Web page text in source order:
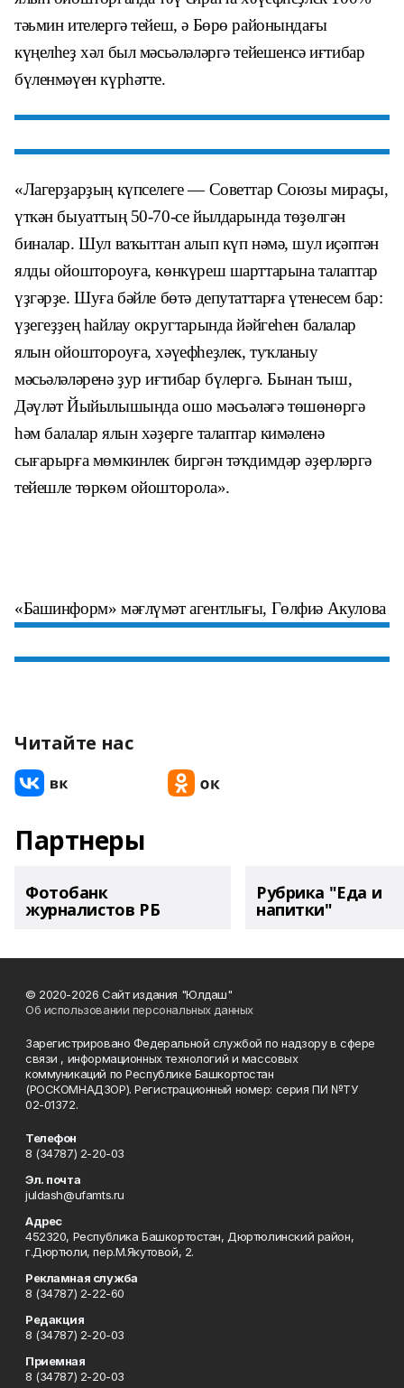
тәьмин ителергә тейеш, ә Бөрө районындағы
күңелһеҙ хәл был мәсьәләләргә тейешенсә иғтибар
бүленмәүен күрһәтте.
«Лагерҙарҙың күпселеге — Советтар Союзы мираҫы,
үткән быуаттың 50-70-се йылдарында төҙөлгән
биналар. Шул ваҡыттан алып күп нәмә, шул иҫәптән
ялды ойоштороуға, көнкүреш шарттарына талаптар
үҙгәрҙе. Шуға бәйле бөтә депутаттарға үтенесем бар:
үҙегеҙҙең һайлау округтарында йәйгеһен балалар
ялын ойоштороуға, хәүефһеҙлек, туҡланыу
мәсьәләләренә ҙур иғтибар бүлергә. Бынан тыш,
Дәүләт Йыйылышында ошо мәсьәләгә төшөнөргә
һәм балалар ялын хәҙерге талаптар кимәленә
сығарырға мөмкинлек биргән тәҡдимдәр әҙерләргә
тейешле төркөм ойошторола».
«Башинформ» мәғлүмәт агентлығы, Гөлфиә Акулова
Читайте нас
Партнеры
Фотобанк
журналистов РБ
Рубрика "Еда и
напитки"
© 2020-2026 Сайт издания "Юлдаш"
Об использовании персональных данных
Зарегистрировано Федеральной службой по надзору в сфере
связи , информационных технологий и массовых
коммуникаций по Республике Башкортостан
(РОСКОМНАДЗОР). Регистрационный номер: серия ПИ №ТУ
02-01372.
Телефон
8 (34787) 2-20-03
Эл. почта
juldash@ufamts.ru
Адрес
452320, Республика Башкортостан, Дюртюлинский район,
г.Дюртюли, пер.М.Якутовой, 2.
Рекламная служба
8 (34787) 2-22-60
Редакция
8 (34787) 2-20-03
Приемная
8 (34787) 2-20-03